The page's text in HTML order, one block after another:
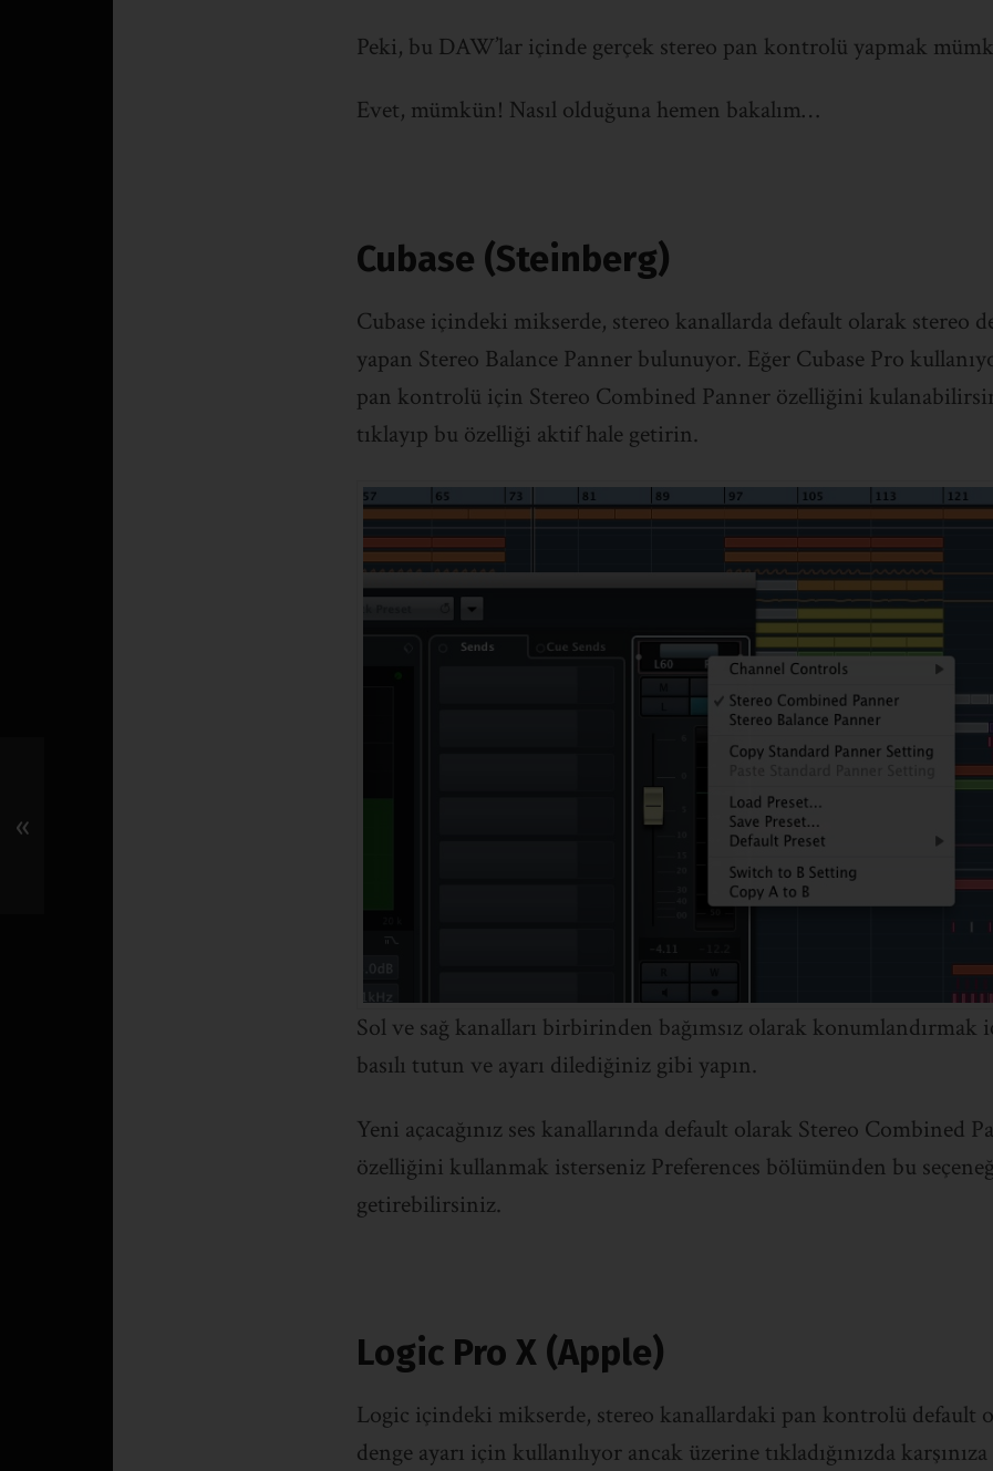
Peki, bu DAW’lar içinde gerçek stereo pan kontrolü yapmak
Evet, mümkün! Nasıl olduğuna hemen bakalım…
Cubase (Steinberg)
Cubase içindeki mikserde, stereo kanallarda default olarak stereo
yapan Stereo Balance Panner bulunuyor. Eğer Cubase Pro
pan kontrolü için Stereo Combined Panner özelliğini
tıklayıp bu özelliği aktif hale getirin.
Sol ve sağ kanalları birbirinden bağımsız olarak konumlandırmak
basılı tutun ve ayarı dilediğiniz gibi yapın.
Yeni açacağınız ses kanallarında default olarak Stereo Combined
özelliğini kullanmak isterseniz Preferences bölümünden bu
getirebilirsiniz.
Logic Pro X (Apple)
Logic içindeki mikserde, stereo kanallardaki pan kontrolü default
denge ayarı için kullanılıyor ancak üzerine tıkladığınızda
«